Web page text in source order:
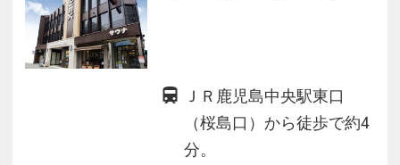
ＪＲ鹿児島中央駅東口
（桜島口）から徒歩で約4
分。